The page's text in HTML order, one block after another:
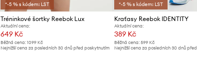
*-5 % s kódem: LST
Tréninkové šortky Reebok Lux
Aktuální cena:
649 Kč
Běžná cena: 1099 Kč
Nejnižší cena za posledních 30 dnů před poskytnutím
*-5 % s kódem: LST
Kraťasy Reebok IDENTITY
Aktuální cena:
389 Kč
Běžná cena: 599 Kč
Nejnižší cena za posledních 30 dnů